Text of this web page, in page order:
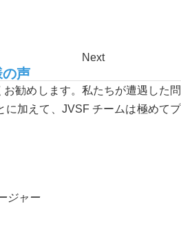
Next
声
勧めします。私たちが遭遇した問
に加えて、JVSF チームは極めてプ
ジャー